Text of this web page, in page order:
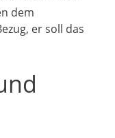
dem
er soll das